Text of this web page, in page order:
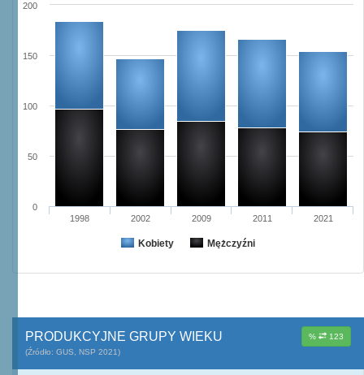
Kobiety Mężczyźni
1998 2002 2009 2011 2021
0
50
100
150
200
% 123
PRODUKCYJNE GRUPY WIEKU
(Źródło: GUS, NSP 2021)